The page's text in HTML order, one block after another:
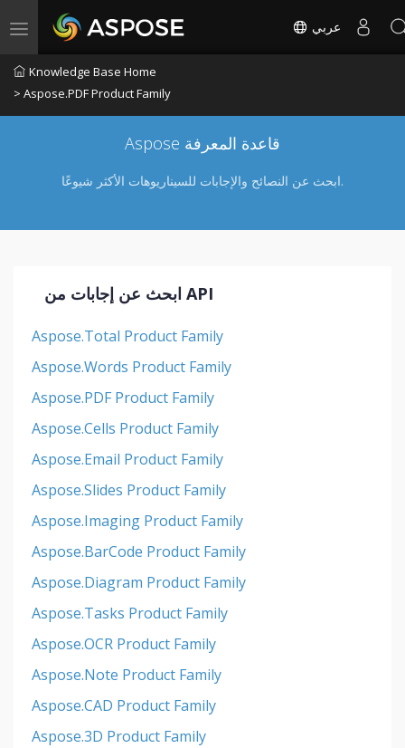
Toggle navigation عربي
Knowledge Base Home
> Aspose.PDF Product Family
Aspose قاعدة المعرفة
ابحث عن النصائح والإجابات للسيناريوهات الأكثر شيوعًا.
ابحث عن إجابات من API
Aspose.Total Product Family
Aspose.Words Product Family
Aspose.PDF Product Family
Aspose.Cells Product Family
Aspose.Email Product Family
Aspose.Slides Product Family
Aspose.Imaging Product Family
Aspose.BarCode Product Family
Aspose.Diagram Product Family
Aspose.Tasks Product Family
Aspose.OCR Product Family
Aspose.Note Product Family
Aspose.CAD Product Family
Aspose.3D Product Family